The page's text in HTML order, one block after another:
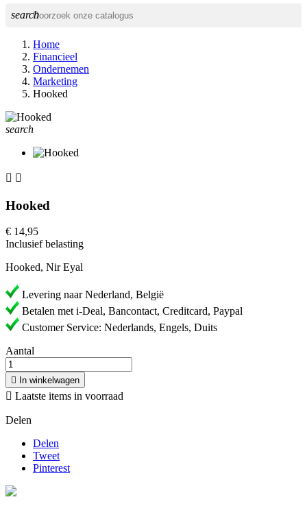
search
Home
Financieel
Ondernemen
Marketing
Hooked
search
 
Hooked
€ 14,95
Inclusief belasting
Hooked, Nir Eyal
Levering naar Nederland, België
Betalen met i-Deal, Bancontact, Creditcard, Paypal
Customer Service: Nederlands, Engels, Duits
Aantal
 In winkelwagen
 Laatste items in voorraad
Delen
Delen
Tweet
Pinterest